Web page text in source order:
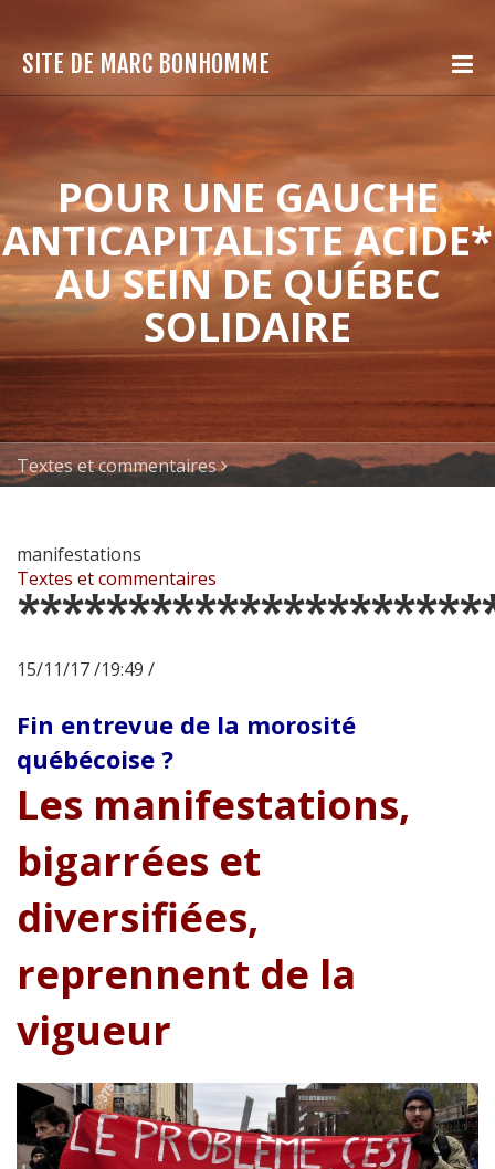
SITE DE MARC BONHOMME
POUR UNE GAUCHE
ANTICAPITALISTE ACIDE*
AU SEIN DE QUÉBEC
SOLIDAIRE
Textes et commentaires
manifestations
Textes et commentaires
15/11/17 /19:49 /
Fin entrevue de la morosité
québécoise ?
Les manifestations,
bigarrées et
diversifiées,
reprennent de la
vigueur